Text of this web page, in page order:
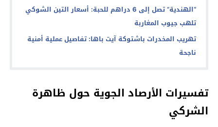
“الهندية” تصل إلى 6 دراهم للحبة: أسعار التين الشوكي
تلهب جيوب المغاربة
تهريب المخدرات باشتوكة آيت باها: تفاصيل عملية أمنية
ناجحة
تفسيرات الأرصاد الجوية حول ظاهرة
الشركي